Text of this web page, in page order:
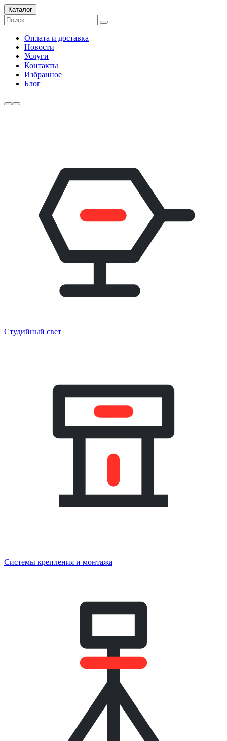
Каталог
Оплата и доставка
Новости
Услуги
Контакты
Избранное
Блог
Студийный свет
Системы крепления и монтажа